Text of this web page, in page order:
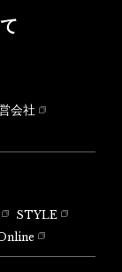
会社
STYLE